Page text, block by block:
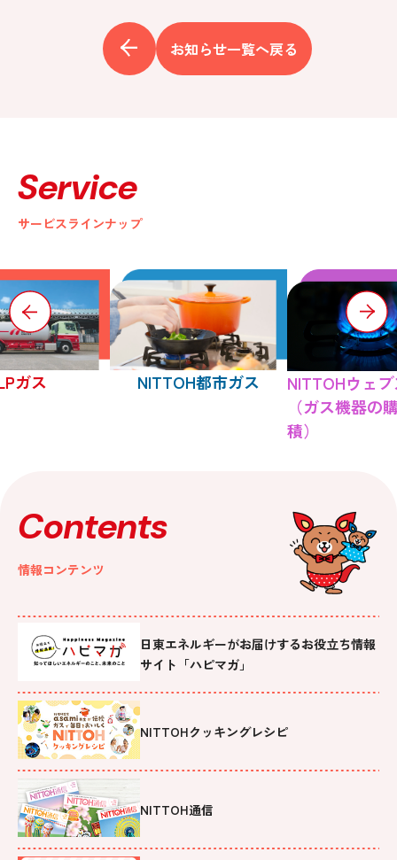
お知らせ一覧へ戻る
Service
サービスラインナップ
ガス NITTOH都市ガス
NITTOHウェ
（ガス機器の
積）
Contents
情報コンテンツ
日東エネルギーがお届けするお役立ち情報
サイト「ハピマガ」
NITTOHクッキングレシピ
NITTOH通信